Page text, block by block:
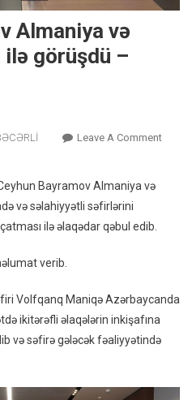
Almaniya və
görüşdü –
Leave A CommentOn
–
Bayramov Almaniya və
və səlahiyyətli səfirlərini
ilə əlaqədar qəbul edib.
verib.
Volfqanq Maniqə Azərbaycanda
ikitərəfli əlaqələrin inkişafına
və səfirə gələcək fəaliyyətində